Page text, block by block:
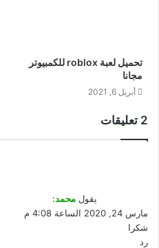
تحميل لعبة roblox للكمبيوتر
مجانا
أبريل 6, 2021
2 تعليقات
يقول محمد:
مارس 24, 2020 الساعة 4:08 م
شكرا
رد